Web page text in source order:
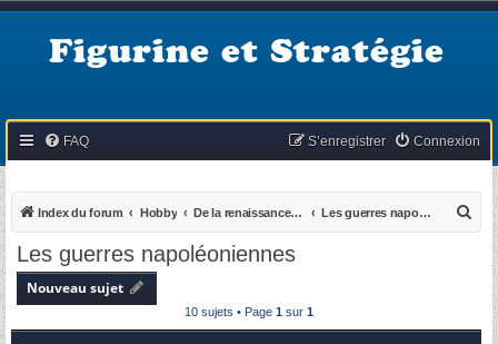
Figurine et Stratégie
FAQ Connexion
S’enregistrer
Index du forum Hobby De la renaissance aux guerres napoléoniennes Les guerres napoléoniennes
Les guerres napoléoniennes
Nouveau sujet
10 sujets • Page 1 sur 1